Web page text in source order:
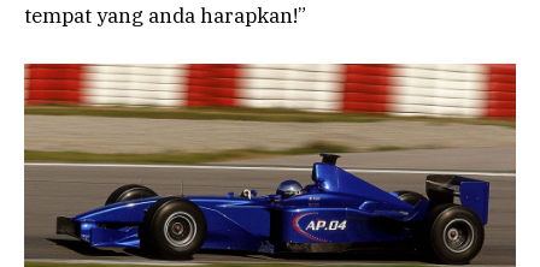
tempat yang anda harapkan!”